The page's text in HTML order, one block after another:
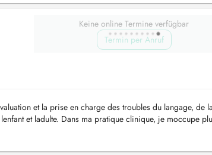
Keine online Termine verfügbar
Termin per Anruf
et la prise en charge des troubles du langage, de
et ladulte. Dans ma pratique clinique, je moccupe